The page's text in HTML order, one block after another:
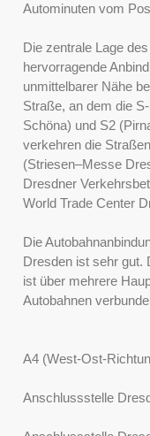
Autominuten vom
Die zentrale Lage
hervorragende
unmittelbarer Nähe
Straße, an dem die
Schöna) und S2
verkehren die
(Striesen–Messe
Dresdner
World Trade Center
Die
Dresden ist sehr gut.
ist über mehrere
Autobahnen
A4 (West-Ost-
Anschlussstelle